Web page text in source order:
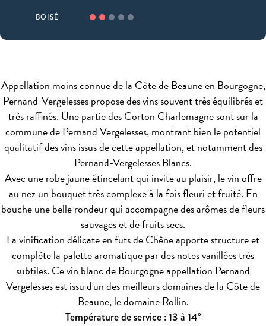
BOISÉ
Appellation moins connue de la Côte de Beaune en Bourgogne,
Pernand-Vergelesses propose des vins souvent très équilibrés et
très raffinés. Une partie des Corton Charlemagne sont sur la
commune de Pernand Vergelesses, montrant bien le potentiel
qualitatif des vins issus de cette appellation, et notamment des
Pernand-Vergelesses Blancs.
Avec une robe jaune étincelant qui invite au plaisir, le vin offre
au nez un bouquet très complexe à la fois fleuri et fruité. En
bouche une belle rondeur qui accompagne des arômes de fleurs
sauvages et de fruits secs.
La vinification délicate en futs de Chêne apporte structure et
complète la palette aromatique par des notes vanillées très
subtiles. Ce vin blanc de Bourgogne appellation Pernand
Vergelesses est issu d'un des meilleurs domaines de la Côte de
Beaune, le domaine Rollin.
Température de service : 13 à 14°